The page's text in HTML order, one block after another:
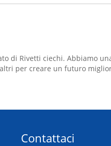
di Rivetti ciechi. Abbiamo
per creare un futuro
Contattaci